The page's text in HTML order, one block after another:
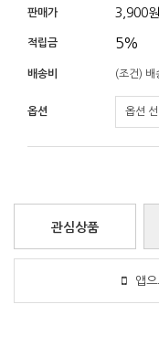
판매가 3,900원
적립금 5%
배송비 (조건) 배
옵션
관심상품
앱